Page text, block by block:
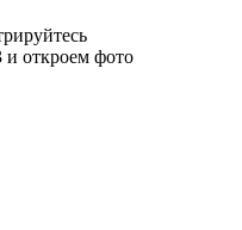
и откроем фото